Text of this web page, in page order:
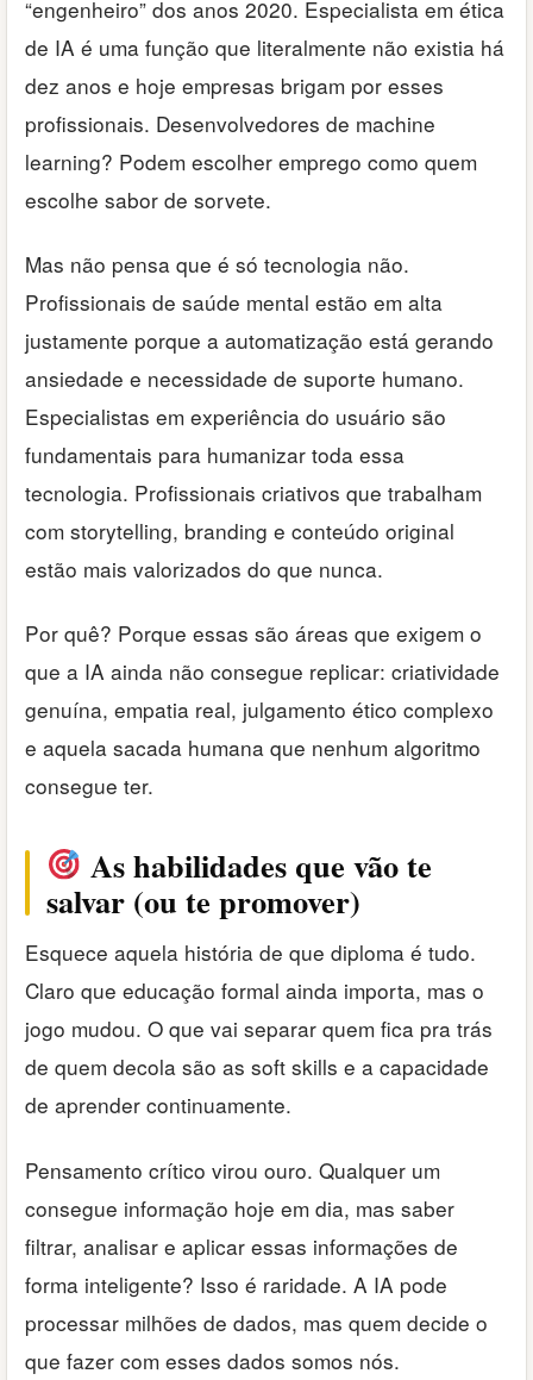
“engenheiro” dos anos 2020. Especialista em ética
de IA é uma função que literalmente não existia há
dez anos e hoje empresas brigam por esses
profissionais. Desenvolvedores de machine
learning? Podem escolher emprego como quem
escolhe sabor de sorvete.
Mas não pensa que é só tecnologia não.
Profissionais de saúde mental estão em alta
justamente porque a automatização está gerando
ansiedade e necessidade de suporte humano.
Especialistas em experiência do usuário são
fundamentais para humanizar toda essa
tecnologia. Profissionais criativos que trabalham
com storytelling, branding e conteúdo original
estão mais valorizados do que nunca.
Por quê? Porque essas são áreas que exigem o
que a IA ainda não consegue replicar: criatividade
genuína, empatia real, julgamento ético complexo
e aquela sacada humana que nenhum algoritmo
consegue ter.
As habilidades que vão te
salvar (ou te promover)
Esquece aquela história de que diploma é tudo.
Claro que educação formal ainda importa, mas o
jogo mudou. O que vai separar quem fica pra trás
de quem decola são as soft skills e a capacidade
de aprender continuamente.
Pensamento crítico virou ouro. Qualquer um
consegue informação hoje em dia, mas saber
filtrar, analisar e aplicar essas informações de
forma inteligente? Isso é raridade. A IA pode
processar milhões de dados, mas quem decide o
que fazer com esses dados somos nós.